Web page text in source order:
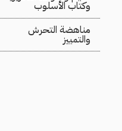
وكتاب الأسلوب
مناهضة التحرش
والتمييز